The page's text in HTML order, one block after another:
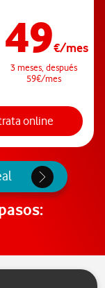
49€/mes
3 meses, después
59€/mes
online